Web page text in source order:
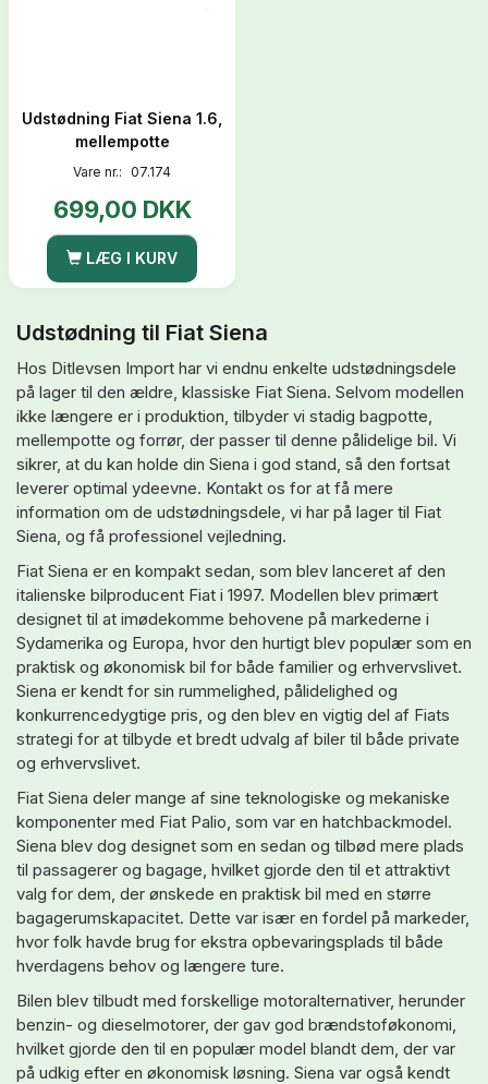
Udstødning Fiat Siena 1.6,
mellempotte
Vare nr.: 07.174
699,00 DKK
LÆG I KURV
Udstødning til Fiat Siena
Hos Ditlevsen Import har vi endnu enkelte udstødningsdele
på lager til den ældre, klassiske Fiat Siena. Selvom modellen
ikke længere er i produktion, tilbyder vi stadig bagpotte,
mellempotte og forrør, der passer til denne pålidelige bil. Vi
sikrer, at du kan holde din Siena i god stand, så den fortsat
leverer optimal ydeevne. Kontakt os for at få mere
information om de udstødningsdele, vi har på lager til Fiat
Siena, og få professionel vejledning.
Fiat Siena er en kompakt sedan, som blev lanceret af den
italienske bilproducent Fiat i 1997. Modellen blev primært
designet til at imødekomme behovene på markederne i
Sydamerika og Europa, hvor den hurtigt blev populær som en
praktisk og økonomisk bil for både familier og erhvervslivet.
Siena er kendt for sin rummelighed, pålidelighed og
konkurrencedygtige pris, og den blev en vigtig del af Fiats
strategi for at tilbyde et bredt udvalg af biler til både private
og erhvervslivet.
Fiat Siena deler mange af sine teknologiske og mekaniske
komponenter med Fiat Palio, som var en hatchbackmodel.
Siena blev dog designet som en sedan og tilbød mere plads
til passagerer og bagage, hvilket gjorde den til et attraktivt
valg for dem, der ønskede en praktisk bil med en større
bagagerumskapacitet. Dette var især en fordel på markeder,
hvor folk havde brug for ekstra opbevaringsplads til både
hverdagens behov og længere ture.
Bilen blev tilbudt med forskellige motoralternativer, herunder
benzin- og dieselmotorer, der gav god brændstoføkonomi,
hvilket gjorde den til en populær model blandt dem, der var
på udkig efter en økonomisk løsning. Siena var også kendt